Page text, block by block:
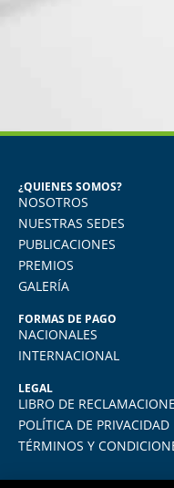
Vivo en
total
plataforma
y muy
¿QUIENES SOMOS?
NOSOTROS
NUESTRAS SEDES
PUBLICACIONES
PREMIOS
GALERÍA
FORMAS DE PAGO
NACIONALES
INTERNACIONAL
LEGAL
LIBRO DE
POLÍTICA DE PRIVACIDAD
TÉRMINOS Y